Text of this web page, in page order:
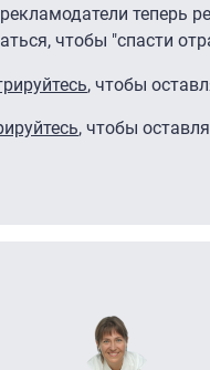
теперь
чтобы "спасти
, чтобы
, чтобы